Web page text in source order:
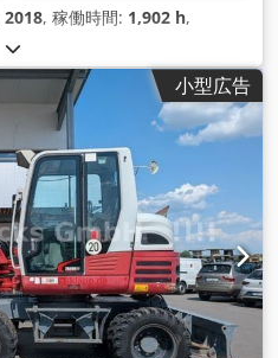
2018, 稼働時間: 1,902 h,
小型広告